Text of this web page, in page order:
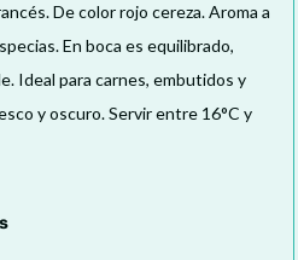
De color rojo cereza. Aroma a
En boca es equilibrado,
Ideal para carnes, embutidos y
y oscuro. Servir entre 16°C y